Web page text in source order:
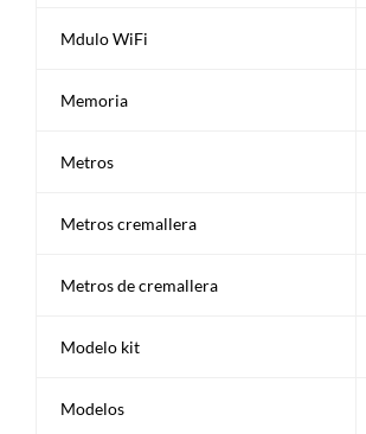
Mdulo WiFi
Memoria
Metros
Metros cremallera
Metros de cremallera
Modelo kit
Modelos